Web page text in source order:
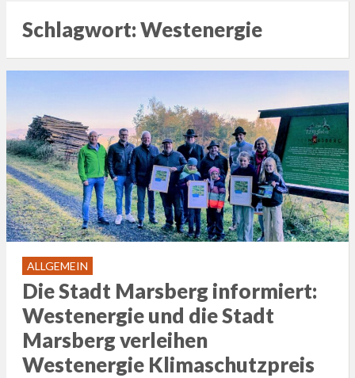
Schlagwort:Westenergie
ALLGEMEIN
Die Stadt Marsberg informiert:
Westenergie und die Stadt
Marsberg verleihen
Westenergie Klimaschutzpreis